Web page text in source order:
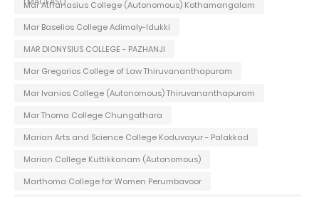
Mar Athanasius College (Autonomous) Kothamangalam
Mar Baselios College Adimaly-Idukki
MAR DIONYSIUS COLLEGE - PAZHANJI
Mar Gregorios College of Law Thiruvananthapuram
Mar Ivanios College (Autonomous) Thiruvananthapuram
Mar Thoma College Chungathara
Marian Arts and Science College Koduvayur - Palakkad
Marian College Kuttikkanam (Autonomous)
Marthoma College for Women Perumbavoor